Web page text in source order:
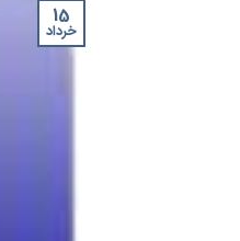
15
خرداد